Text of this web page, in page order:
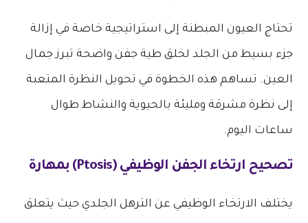
تحتاج العيون المبطنة إلى استراتيجية خاصة في إزالة
جزء بسيط من الجلد لخلق طية جفن واضحة تبرز جمال
العين. تساهم هذه الخطوة في تحويل النظرة المتعبة
إلى نظرة مشرقة ومليئة بالحيوية والنشاط طوال
ساعات اليوم.
تصحيح ارتخاء الجفن الوظيفي (Ptosis) بمهارة
يختلف الارتخاء الوظيفي عن الترهل الجلدي حيث يتعلق